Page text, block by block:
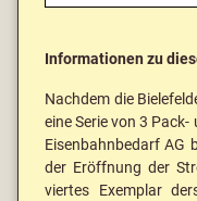
Informationen zu
Nachdem die
eine Serie von 3
Eisenbahnbedarf AG
der Eröffnung der
viertes Exemplar